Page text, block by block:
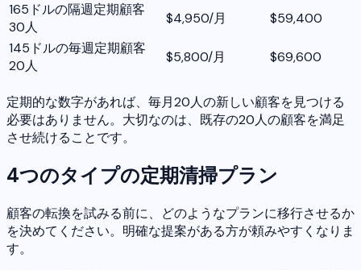
165ドルの隔週定期顧客
30人
$4,950/月
$59,400
145ドルの毎週定期顧客
20人
$5,800/月 $69,600
定期的な数字があれば、毎月20人の新しい顧客を見つける
必要はありません。大切なのは、既存の20人の顧客を満足
させ続けることです。
4つのタイプの定期清掃プラン
顧客の転換を試みる前に、どのようなプランに移行させるか
を決めてください。明確な提案がある方が頼みやすくなりま
す。